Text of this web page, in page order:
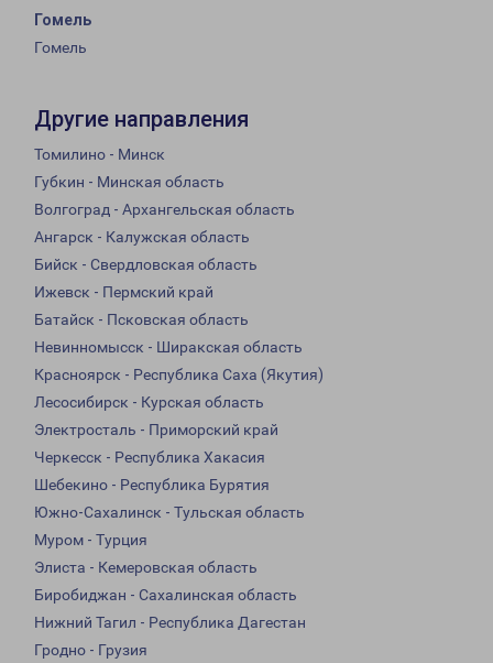
Гомель
Гомель
Другие направления
Томилино - Минск
Губкин - Минская область
Волгоград - Архангельская область
Ангарск - Калужская область
Бийск - Свердловская область
Ижевск - Пермский край
Батайск - Псковская область
Невинномысск - Ширакская область
Красноярск - Республика Саха (Якутия)
Лесосибирск - Курская область
Электросталь - Приморский край
Черкесск - Республика Хакасия
Шебекино - Республика Бурятия
Южно-Сахалинск - Тульская область
Муром - Турция
Элиста - Кемеровская область
Биробиджан - Сахалинская область
Нижний Тагил - Республика Дагестан
Гродно - Грузия